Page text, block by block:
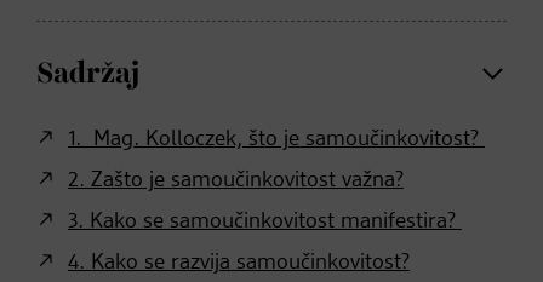
Sadržaj
1. Mag. Kolloczek, što je samoučinkovitost?
2. Zašto je samoučinkovitost važna?
3. Kako se samoučinkovitost manifestira?
4. Kako se razvija samoučinkovitost?